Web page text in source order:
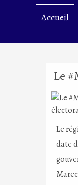
Accueil
Le
date